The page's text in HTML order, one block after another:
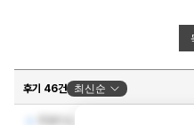
후기 46건 최신순